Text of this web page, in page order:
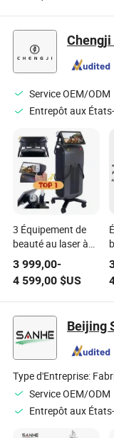
la peau
Service OEM/ODM
Entrepôt aux
3 Équipement de
beauté au laser à
épilation
permanente par
diode à onde
3 999,00-
4 599,00 $US
Type d'Entreprise:
Service OEM/ODM
Entrepôt aux